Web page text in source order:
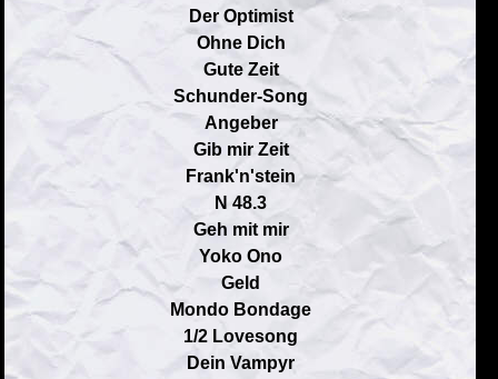
Der Optimist
Ohne Dich
Gute Zeit
Schunder-Song
Angeber
Gib mir Zeit
Frank'n'stein
N 48.3
Geh mit mir
Yoko Ono
Geld
Mondo Bondage
1/2 Lovesong
Dein Vampyr